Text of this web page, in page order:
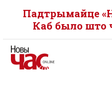
Падтрымайце
Каб было што